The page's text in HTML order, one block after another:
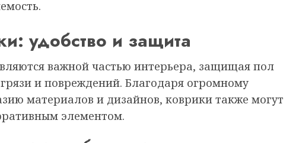
удобство и защита
важной частью интерьера, защищая пол
и повреждений. Благодаря огромному
материалов и дизайнов, коврики также могут
элементом.